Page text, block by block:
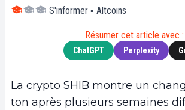
S'informer ▪ Altcoins
Résumer cet article avec :
ChatGPT Perplexity
La crypto SHIB montre un
ton après plusieurs semaines